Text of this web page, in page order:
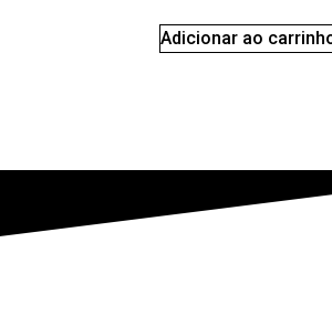
Adicionar ao